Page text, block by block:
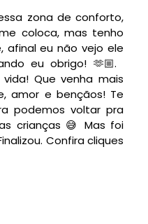
zona de conforto,
coloca, mas tenho
afinal eu não vejo ele
eu obrigo! 🫶🏼.
Que venha mais
amor e bençãos! Te
podemos voltar pra
crianças 😅 Mas foi
Confira cliques